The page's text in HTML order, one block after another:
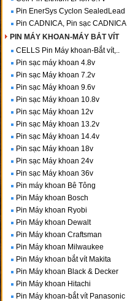
Pin EnerSys Cyclon SealedLead
Pin CADNICA, Pin sạc CADNICA
PIN MÁY KHOAN-MÁY BẮT VÍT
CELLS Pin Máy khoan-Bắt vít,..
Pin sạc máy khoan 4.8v
Pin sạc Máy khoan 7.2v
Pin sạc Máy khoan 9.6v
Pin sạc Máy khoan 10.8v
Pin sạc Máy khoan 12v
Pin sạc Máy khoan 13.2v
Pin sạc Máy khoan 14.4v
Pin sạc Máy khoan 18v
Pin sạc Máy khoan 24v
Pin sạc Máy khoan 36v
Pin máy khoan Bê Tông
Pin Máy khoan Bosch
Pin Máy khoan Ryobi
Pin Máy khoan Dewalt
Pin Máy khoan Craftsman
Pin Máy khoan Milwaukee
Pin Máy khoan bắt vít Makita
Pin Máy khoan Black & Decker
Pin Máy khoan Hitachi
Pin Máy khoan-bắt vít Panasonic